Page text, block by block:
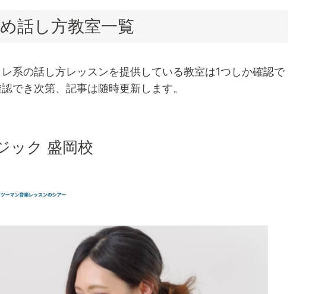
話し方教室一覧
系の話し方レッスンを提供している教室は1つしか確認で
でき次第、記事は随時更新します。
ック 盛岡校